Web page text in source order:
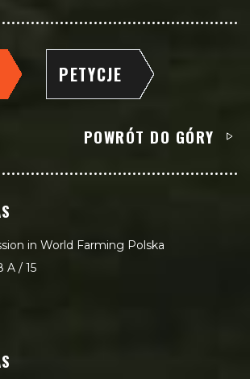
PETYCJE
POWRÓT DO GÓRY
in World Farming Polska
A / 15